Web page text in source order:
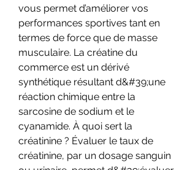
vous permet d’améliorer vos
performances sportives tant en
termes de force que de masse
musculaire. La créatine du
commerce est un dérivé
synthétique résultant d&#39;une
réaction chimique entre la
sarcosine de sodium et le
cyanamide. À quoi sert la
créatinine ? Évaluer le taux de
créatinine, par un dosage sanguin